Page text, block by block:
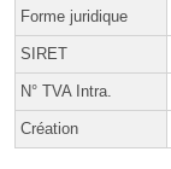
Forme juridique
SIRET
N° TVA Intra.
Création